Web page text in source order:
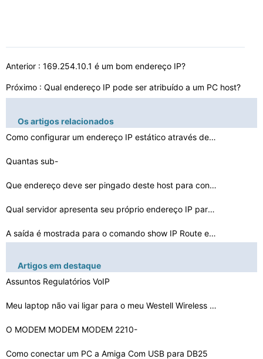
Anterior : 169.254.10.1 é um bom endereço IP?
Próximo : Qual endereço IP pode ser atribuído a um PC host?
Os artigos relacionados
Como configurar um endereço IP estático através de u…
Quantas sub-
Que endereço deve ser pingado deste host para confirma…
Qual servidor apresenta seu próprio endereço IP para …
A saída é mostrada para o comando show IP Route execu…
Qual é o endereço atual?
Qual é a informação contida no cabeçalho IP?
Como configurar seu endereço IP
Artigos em destaque
Assuntos Regulatórios VoIP
Meu laptop não vai ligar para o meu Westell Wireless R…
O MODEM MODEM MODEM 2210-
Como conectar um PC a Amiga Com USB para DB25